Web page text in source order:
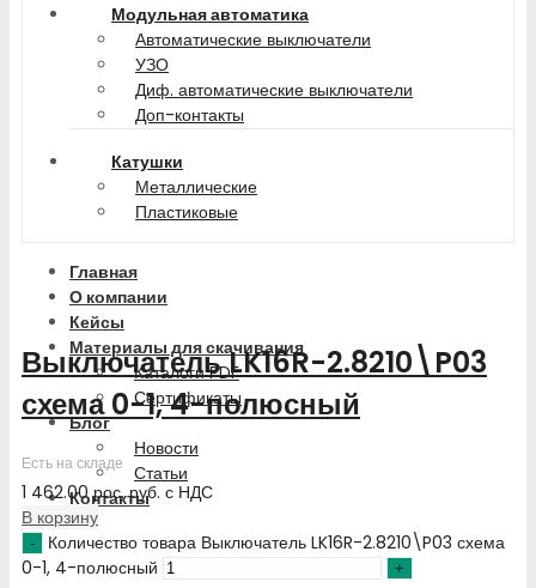
Модульная автоматика
Автоматические выключатели
УЗО
Диф. автоматические выключатели
Доп-контакты
Катушки
Металлические
Пластиковые
Главная
О компании
Кейсы
Материалы для скачивания
Каталоги PDF
Сертификаты
Блог
Новости
Статьи
Контакты
Выключатель LK16R-2.8210\P03
схема 0-1, 4-полюсный
Есть на складе
1 462.00рос. руб. с НДС
В корзину
Количество товара Выключатель LK16R-2.8210\P03 схема
0-1, 4-полюсный